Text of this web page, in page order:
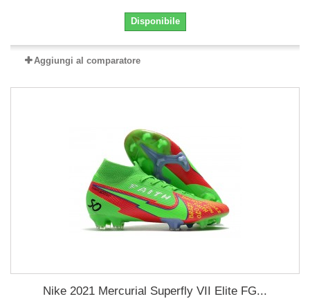
Disponibile
Aggiungi al comparatore
Nike 2021 Mercurial Superfly VII Elite FG...